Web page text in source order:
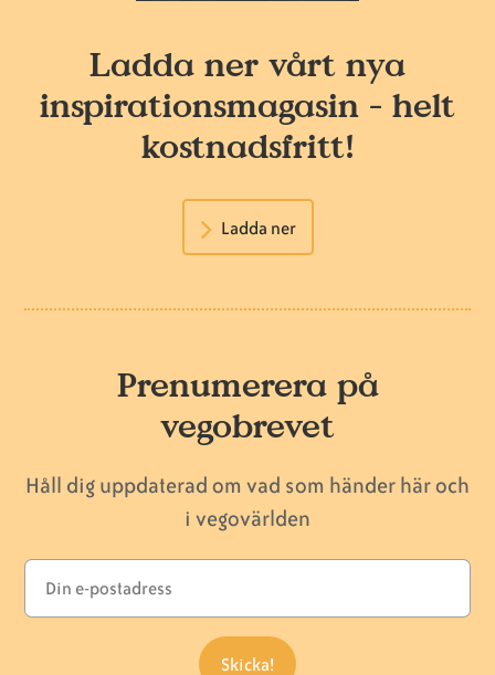
Ladda ner vårt nya
inspirationsmagasin - helt
kostnadsfritt!
Ladda ner
Prenumerera på
vegobrevet
Håll dig uppdaterad om vad som händer här och
i vegovärlden